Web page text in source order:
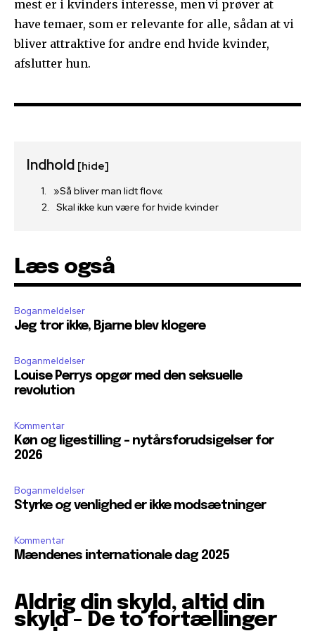
mest er i kvinders interesse, men vi prøver at
have temaer, som er relevante for alle, sådan at vi
bliver attraktive for andre end hvide kvinder,
afslutter hun.
Indhold [hide]
»Så bliver man lidt flov«
Skal ikke kun være for hvide kvinder
Læs også
Boganmeldelser
Jeg tror ikke, Bjarne blev klogere
Boganmeldelser
Louise Perrys opgør med den seksuelle
revolution
Kommentar
Køn og ligestilling – nytårsforudsigelser for
2026
Boganmeldelser
Styrke og venlighed er ikke modsætninger
Kommentar
Mændenes internationale dag 2025
Aldrig din skyld, altid din
skyld - De to fortællinger